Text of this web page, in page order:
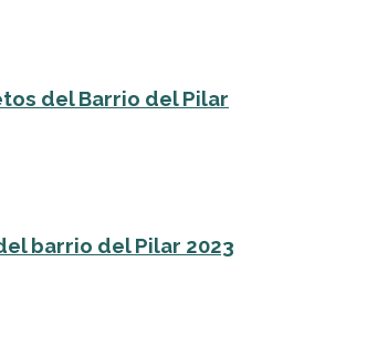
del Barrio del Pilar
barrio del Pilar 2023